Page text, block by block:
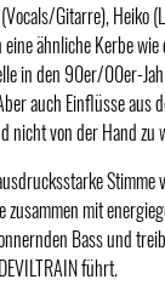
Gitarre), Heiko
ähnliche Kerbe
in den 90er/00er-
auch Einflüsse aus
nicht von der Hand zu
Stimme
mit
Bass und
führt.